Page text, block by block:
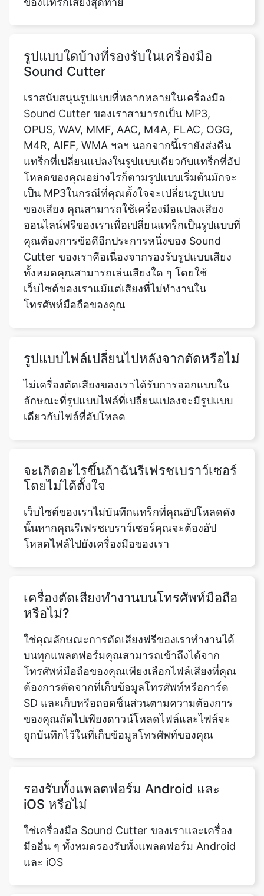
Copy Link
เราสนับสนุนรูปแบบที่หลากหลายในเครื่องมือ
Sound Cutter ของเราสามารถเป็น MP3,
OPUS, WAV, MMF, AAC, M4A, FLAC, OGG,
M4R, AIFF, WMA ฯลฯ นอกจากนี้เรายังส่งคืน
แทร็กที่เปลี่ยนแปลงในรูปแบบเดียวกับแทร็กที่อัป
โหลดของคุณอย่างไรก็ตามรูปแบบเริ่มต้นมักจะ
เป็น MP3ในกรณีที่คุณตั้งใจจะเปลี่ยนรูปแบบ
ของเสียง คุณสามารถใช้เครื่องมือแปลงเสียง
ออนไลน์ฟรีของเราเพื่อเปลี่ยนแทร็กเป็นรูปแบบที่
คุณต้องการข้อดีอีกประการหนึ่งของ Sound
Cutter ของเราคือเนื่องจากรองรับรูปแบบเสียง
ทั้งหมดคุณสามารถเล่นเสียงใด ๆ โดยใช้
เว็บไซต์ของเราแม้แต่เสียงที่ไม่ทำงานใน
โทรศัพท์มือถือของคุณ
รูปแบบไฟล์เปลี่ยนไปหลังจากตัดหรือไม่
ลักษณะที่รูปแบบไฟล์ที่เปลี่ยนแปลงจะมีรูปแบบ
เดียวกับไฟล์ที่อัปโหลด
จะเกิดอะไรขึ้นถ้าฉันรีเฟรชเบราว์เซอร์
เว็บไซต์ของเราไม่บันทึกแทร็กที่คุณอัปโหลดดัง
นั้นหากคุณรีเฟรชเบราว์เซอร์คุณจะต้องอัป
โหลดไฟล์ไปยังเครื่องมือของเรา
เครื่องตัดเสียงทำงานบนโทรศัพท์มือถือ
ใช่คุณลักษณะการตัดเสียงฟรีของเราทำงานได้
บนทุกแพลตฟอร์มคุณสามารถเข้าถึงได้จาก
โทรศัพท์มือถือของคุณเพียงเลือกไฟล์เสียงที่คุณ
ต้องการตัดจากที่เก็บข้อมูลโทรศัพท์หรือการ์ด
SD และเก็บหรือถอดชิ้นส่วนตามความต้องการ
ของคุณถัดไปเพียงดาวน์โหลดไฟล์และไฟล์จะ
ถูกบันทึกไว้ในที่เก็บข้อมูลโทรศัพท์ของคุณ
รองรับทั้งแพลตฟอร์ม Android และ
ใช่เครื่องมือ Sound Cutter ของเราและเครื่อง
มืออื่น ๆ ทั้งหมดรองรับทั้งแพลตฟอร์ม Android
และ iOS
เครื่องตัดเสียงทำงานบนพีซีและ